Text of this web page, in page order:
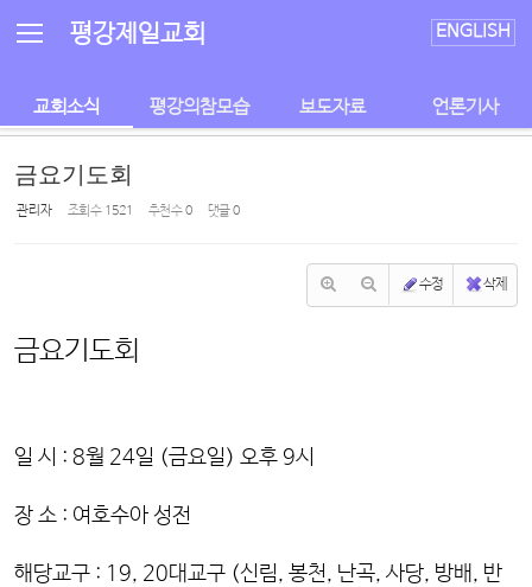
평강제일교회 ENGLISH
교회소식 평강의참모습 보도자료 언론기사
금요기도회
관리자 조회 수 1521 추천 수0 댓글0
수정 삭제
금요기도회
일 시 : 8월 24일 (금요일) 오후 9시
장 소 : 여호수아 성전
해당교구 : 19, 20대교구 (신림, 봉천, 난곡, 사당, 방배, 반